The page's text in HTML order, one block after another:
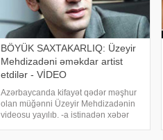
BÖYÜK SAXTAKARLIQ: Üzeyir
Mehdizadəni əməkdar artist
etdilər - VİDEO
Azərbaycanda kifayət qədər məşhur
olan müğənni Üzeyir Mehdizadənin
videosu yayılıb. -a istinadən xəbər